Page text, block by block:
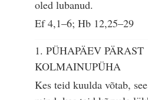
oled lubanud.
Ef 4,1–6; Hb 12,25–29
1. PÜHAPÄEV PÄRAST
KOLMAINUPÜHA
Kes teid kuulda võtab,